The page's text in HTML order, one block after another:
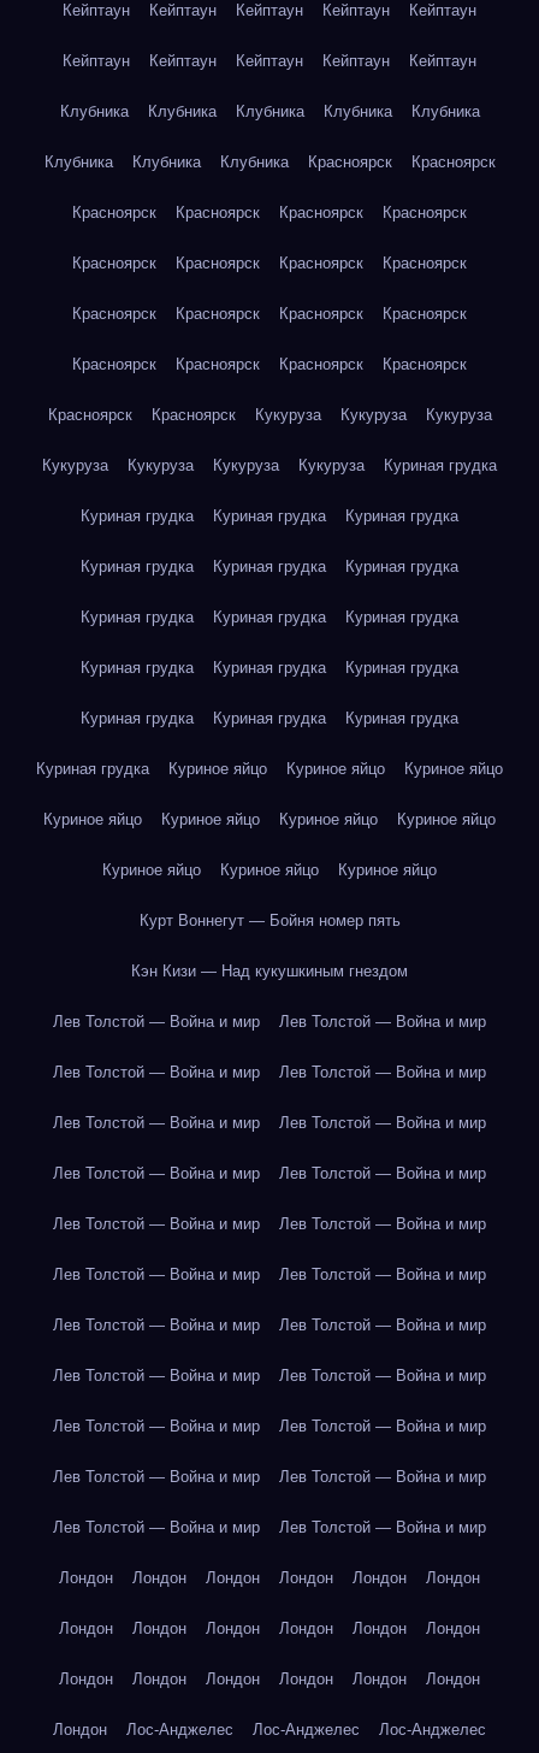
Кейптаун Кейптаун Кейптаун Кейптаун Кейптаун
Кейптаун Кейптаун Кейптаун Кейптаун Кейптаун
Клубника Клубника Клубника Клубника Клубника
Клубника Клубника Клубника Красноярск Красноярск
Красноярск Красноярск Красноярск Красноярск
Красноярск Красноярск Красноярск Красноярск
Красноярск Красноярск Красноярск Красноярск
Красноярск Красноярск Красноярск Красноярск
Красноярск Красноярск Кукуруза Кукуруза Кукуруза
Кукуруза Кукуруза Кукуруза Кукуруза Куриная грудка
Куриная грудка Куриная грудка Куриная грудка
Куриная грудка Куриная грудка Куриная грудка
Куриная грудка Куриная грудка Куриная грудка
Куриная грудка Куриная грудка Куриная грудка
Куриная грудка Куриная грудка Куриная грудка
Куриная грудка Куриное яйцо Куриное яйцо Куриное яйцо
Куриное яйцо Куриное яйцо Куриное яйцо Куриное яйцо
Куриное яйцо Куриное яйцо Куриное яйцо
Курт Воннегут — Бойня номер пять
Кэн Кизи — Над кукушкиным гнездом
Лев Толстой — Война и мир Лев Толстой — Война и мир
Лев Толстой — Война и мир Лев Толстой — Война и мир
Лев Толстой — Война и мир Лев Толстой — Война и мир
Лев Толстой — Война и мир Лев Толстой — Война и мир
Лев Толстой — Война и мир Лев Толстой — Война и мир
Лев Толстой — Война и мир Лев Толстой — Война и мир
Лев Толстой — Война и мир Лев Толстой — Война и мир
Лев Толстой — Война и мир Лев Толстой — Война и мир
Лев Толстой — Война и мир Лев Толстой — Война и мир
Лев Толстой — Война и мир Лев Толстой — Война и мир
Лев Толстой — Война и мир Лев Толстой — Война и мир
Лондон Лондон Лондон Лондон Лондон Лондон
Лондон Лондон Лондон Лондон Лондон Лондон
Лондон Лондон Лондон Лондон Лондон Лондон
Лондон Лос-Анджелес Лос-Анджелес Лос-Анджелес